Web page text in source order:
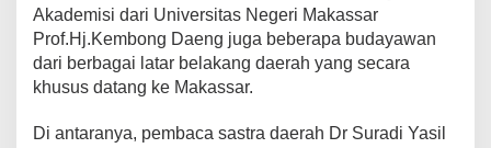
Akademisi dari Universitas Negeri Makassar
Prof.Hj.Kembong Daeng juga beberapa budayawan
dari berbagai latar belakang daerah yang secara
khusus datang ke Makassar.
Di antaranya, pembaca sastra daerah Dr Suradi Yasil